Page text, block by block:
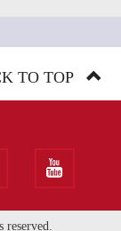
TO TOP